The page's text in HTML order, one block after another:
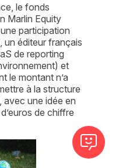
le fonds
Marlin Equity
participation
un éditeur français
de reporting
et
le montant n’a
à la structure
avec une idée en
de chiffre